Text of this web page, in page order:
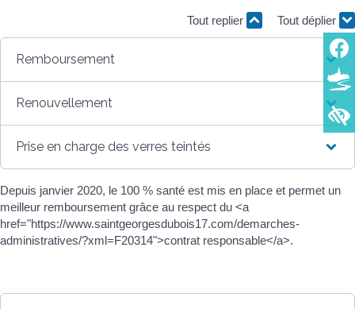
Tout replier Tout déplier
Remboursement
Renouvellement
Prise en charge des verres teintés
Depuis janvier 2020, le 100 % santé est mis en place et permet un
meilleur remboursement grâce au respect du <a
href="https://www.saintgeorgesdubois17.com/demarches-
administratives/?xml=F20314">contrat responsable</a>.